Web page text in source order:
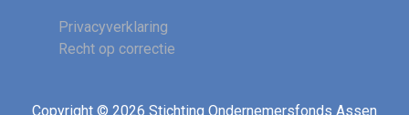
Privacyverklaring
Recht op correctie
Copyright © 2026 Stichting Ondernemersfonds Assen